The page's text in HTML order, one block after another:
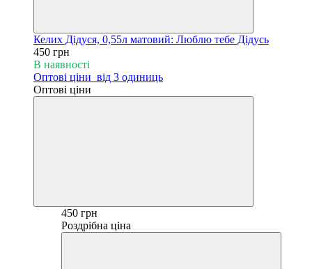
Келих Дідуся, 0,55л матовий: Люблю тебе Дідусь
450 грн
В наявності
Оптові ціни від 3 одиниць
Оптові ціни
450 грн
Роздрібна ціна